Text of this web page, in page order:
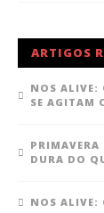
ARTIGOS
NOS ALIVE:
SE AGITAM
DURA DO
NOS ALIVE: